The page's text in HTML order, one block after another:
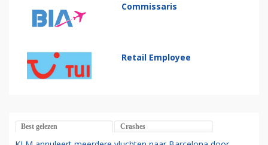
Commissaris
Retail Employee
Best gelezen Crashes